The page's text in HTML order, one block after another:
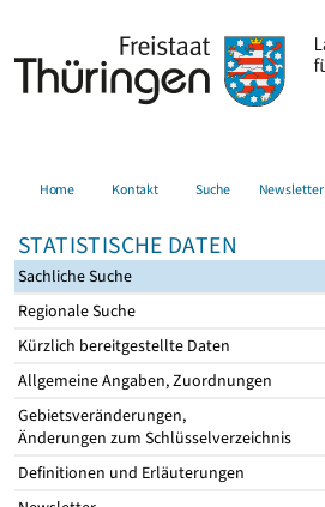
Home Kontakt Suche Newsletter
STATISTISCHE DATEN
Sachliche Suche
Regionale Suche
Kürzlich bereitgestellte Daten
Allgemeine Angaben, Zuordnungen
Gebietsveränderungen,
Änderungen zum Schlüsselverzeichnis
Definitionen und Erläuterungen